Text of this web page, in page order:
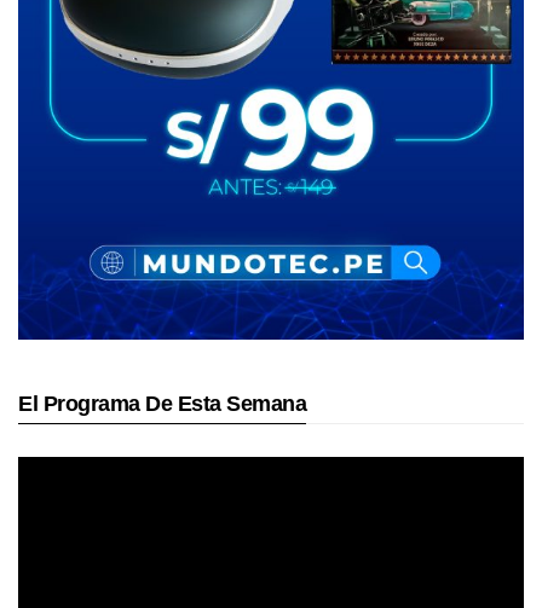
El Programa De Esta Semana